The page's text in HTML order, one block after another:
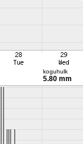
koguhulk
5.80 mm